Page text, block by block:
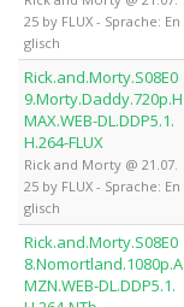
25 by FLUX - Sprache: En
glisch
Rick.and.Morty.S08E0
9.Morty.Daddy.720p.H
MAX.WEB-DL.DDP5.1.
H.264-FLUX
Rick and Morty @ 21.07.
25 by FLUX - Sprache: En
glisch
Rick.and.Morty.S08E0
8.Nomortland.1080p.A
MZN.WEB-DL.DDP5.1.